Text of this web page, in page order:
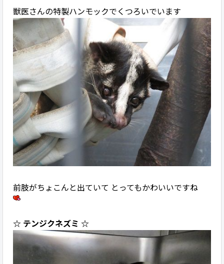
獣医さんの特製ハンモックでくつろいでいます
前肢がちょこんと出ていて とってもかわいいですね
☆ テンジクネズミ ☆